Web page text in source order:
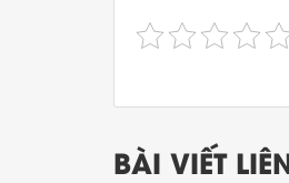
BÀI VIẾT